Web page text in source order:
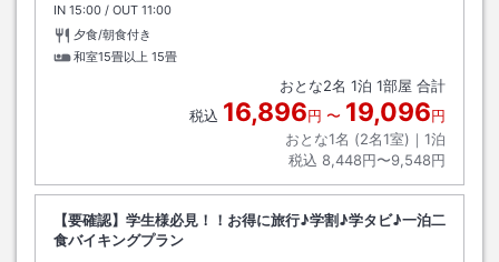
IN チェックイン
15:00 / OUT チェックアウト
11:00
夕食/朝食付き
和室15畳以上 15畳
おとな2名 1泊 1部屋 合計
税込 16,896円 〜 19,096円
おとな1名 (2名1室)｜ 1泊
税込 8,448円〜9,548円
【要確認】学生様必見！！お得に旅行♪学割♪学タビ♪一泊二
食バイキングプラン